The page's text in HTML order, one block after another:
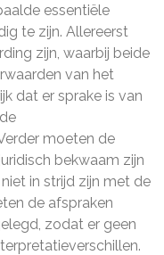
essentiële
te zijn. Allereerst
zijn, waarbij beide
van het
dat er sprake is van
moeten de
bekwaam zijn
in strijd zijn met de
de afspraken
zodat er geen